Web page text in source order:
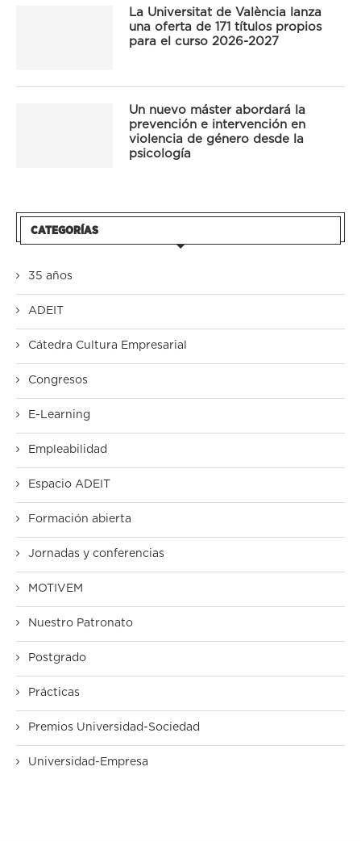
La Universitat de València lanza
una oferta de 171 títulos propios
para el curso 2026-2027
Un nuevo máster abordará la
prevención e intervención en
violencia de género desde la
psicología
CATEGORÍAS
35 años
ADEIT
Cátedra Cultura Empresarial
Congresos
E-Learning
Empleabilidad
Espacio ADEIT
Formación abierta
Jornadas y conferencias
MOTIVEM
Nuestro Patronato
Postgrado
Prácticas
Premios Universidad-Sociedad
Universidad-Empresa